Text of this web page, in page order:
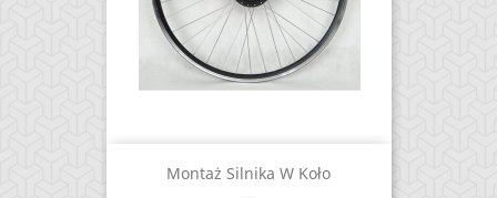
Montaż Silnika W Koło